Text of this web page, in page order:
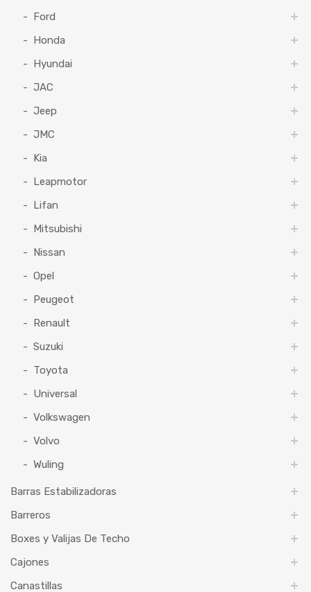
Ford
Honda
Hyundai
JAC
Jeep
JMC
Kia
Leapmotor
Lifan
Mitsubishi
Nissan
Opel
Peugeot
Renault
Suzuki
Toyota
Universal
Volkswagen
Volvo
Wuling
Barras Estabilizadoras
Barreros
Boxes y Valijas De Techo
Cajones
Canastillas